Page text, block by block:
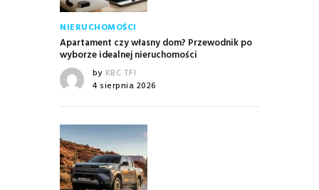
NIERUCHOMOŚCI
Apartament czy własny dom? Przewodnik po
wyborze idealnej nieruchomości
by KBC TFI
4 sierpnia 2026